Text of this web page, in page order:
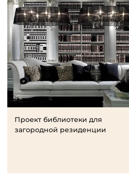
Проект библиотеки для
загородной резиденции